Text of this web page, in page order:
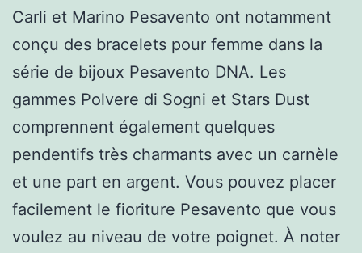
Carli et Marino Pesavento ont notamment
conçu des bracelets pour femme dans la
série de bijoux Pesavento DNA. Les
gammes Polvere di Sogni et Stars Dust
comprennent également quelques
pendentifs très charmants avec un carnèle
et une part en argent. Vous pouvez placer
facilement le fioriture Pesavento que vous
voulez au niveau de votre poignet. À noter